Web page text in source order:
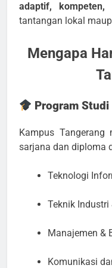
adaptif, kompeten,
tantangan lokal
Mengapa
Program
Kampus Tangerang
sarjana dan diploma
Teknologi
Teknik
Manajemen &
Komunikasi